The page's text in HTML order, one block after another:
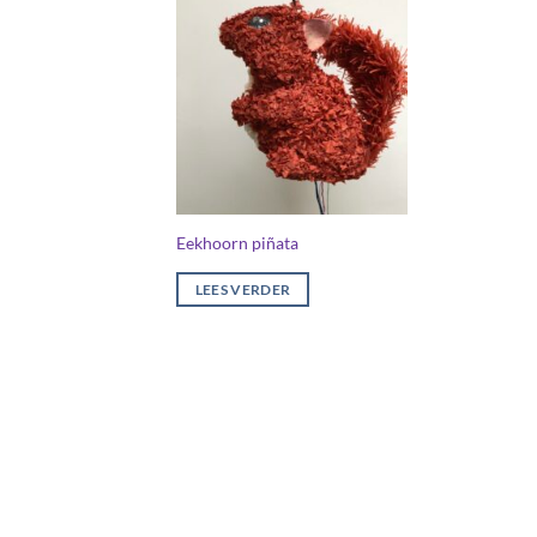
Eekhoorn piñata
LEES VERDER